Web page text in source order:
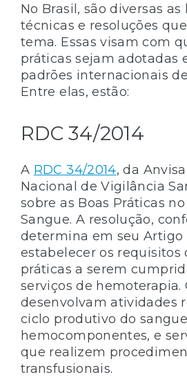
No Brasil, são diversas as
técnicas e resoluções
tema. Essas visam com
práticas sejam adotadas
padrões internacionais
Entre elas, estão:
RDC 34/2014
A RDC 34/2014, da
Nacional de Vigilância
sobre as Boas Práticas
Sangue. A resolução,
determina em seu Artigo
estabelecer os requisitos
práticas a serem
serviços de hemoterapia.
desenvolvam atividades
ciclo produtivo do
hemocomponentes, e
que realizem
transfusionais.